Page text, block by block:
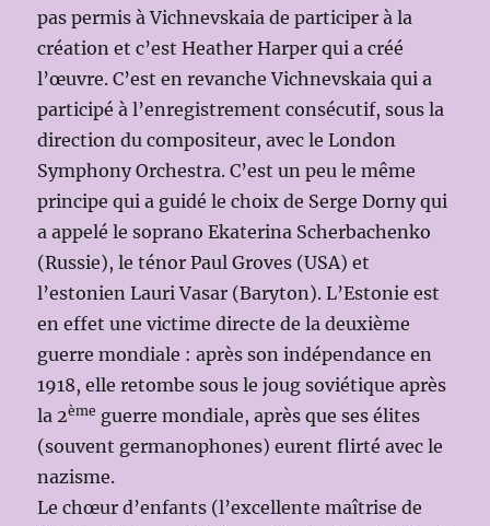
pas permis à Vichnevskaia de participer à la
création et c’est Heather Harper qui a créé
l’œuvre. C’est en revanche Vichnevskaia qui a
participé à l’enregistrement consécutif, sous la
direction du compositeur, avec le London
Symphony Orchestra. C’est un peu le même
principe qui a guidé le choix de Serge Dorny qui
a appelé le soprano Ekaterina Scherbachenko
(Russie), le ténor Paul Groves (USA) et
l’estonien Lauri Vasar (Baryton). L’Estonie est
en effet une victime directe de la deuxième
guerre mondiale : après son indépendance en
1918, elle retombe sous le joug soviétique après
la 2ème guerre mondiale, après que ses élites
(souvent germanophones) eurent flirté avec le
nazisme.
Le chœur d’enfants (l’excellente maîtrise de